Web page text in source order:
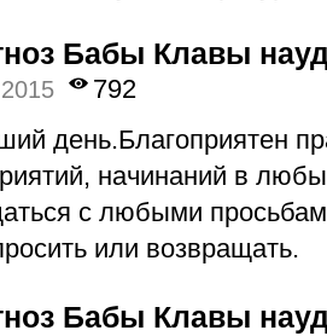
Бабы Клавы
792
день.Благоприятен
начинаний в
с любыми
или возвращать.
Бабы Клавы